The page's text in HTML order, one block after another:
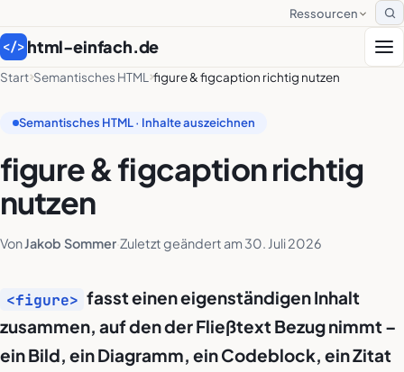
Ressourcen
</> html-einfach.de
Start Semantisches HTML figure & figcaption richtig nutzen
Semantisches HTML · Inhalte auszeichnen
figure & figcaption richtig
nutzen
VonJakob Sommer Zuletzt geändert am 30. Juli 2026
<figure> fasst einen eigenständigen Inhalt
zusammen, auf den der Fließtext Bezug nimmt –
ein Bild, ein Diagramm, ein Codeblock, ein Zitat